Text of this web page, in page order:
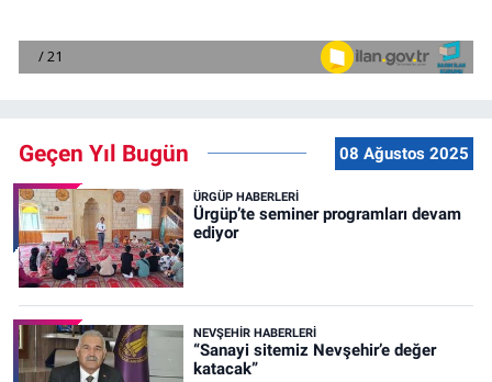
Geçen Yıl Bugün 08 Ağustos 2025
ÜRGÜP HABERLERI
Ürgüp’te seminer programları devam
ediyor
NEVŞEHIR HABERLERI
“Sanayi sitemiz Nevşehir’e değer
katacak”